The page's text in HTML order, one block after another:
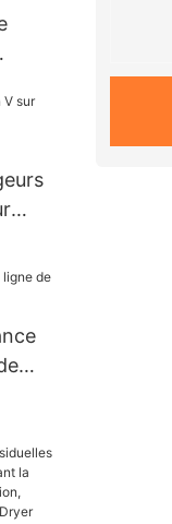
film